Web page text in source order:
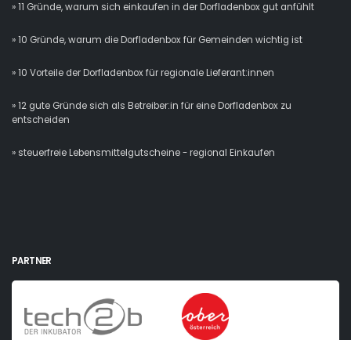
» 11 Gründe, warum sich einkaufen in der Dorfladenbox gut anfühlt
» 10 Gründe, warum die Dorfladenbox für Gemeinden wichtig ist
» 10 Vorteile der Dorfladenbox für regionale Lieferant:innen
» 12 gute Gründe sich als Betreiber:in für eine Dorfladenbox zu
entscheiden
» steuerfreie Lebensmittelgutscheine - regional Einkaufen
PARTNER